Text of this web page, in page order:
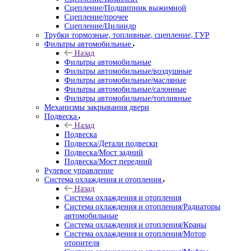
Сцепление/Подшипник выжимной
Сцепление/прочее
Сцепление/Цилиндр
Трубки тормозные, топливные, сцепление, ГУР
Фильтры автомобильные
Назад
Фильтры автомобильные
Фильтры автомобильные/воздушные
Фильтры автомобильные/масляные
Фильтры автомобильные/салонные
Фильтры автомобильные/топливные
Механизмы закрывания двери
Подвеска
Назад
Подвеска
Подвеска/Детали подвески
Подвеска/Мост задний
Подвеска/Мост передний
Рулевое управление
Система охлаждения и отопления
Назад
Система охлаждения и отопления
Система охлаждения и отопления/Радиаторы
автомобильные
Система охлаждения и отопления/Краны
Система охлаждения и отопления/Мотор
отопителя